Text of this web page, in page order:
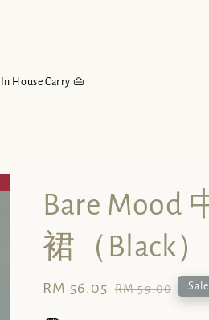
In House Carry 👜
Bare Mood
裙（Black）
Sale
RM 56.05 Regular
RM 59.00 Sale